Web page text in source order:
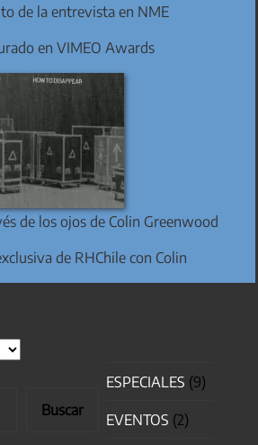
de la entrevista en NME
en VIMEO Awards
de los ojos de Colin Greenwood
de RHChile con Colin
Buscar
ESPECIALES (9)
EVENTOS (2)